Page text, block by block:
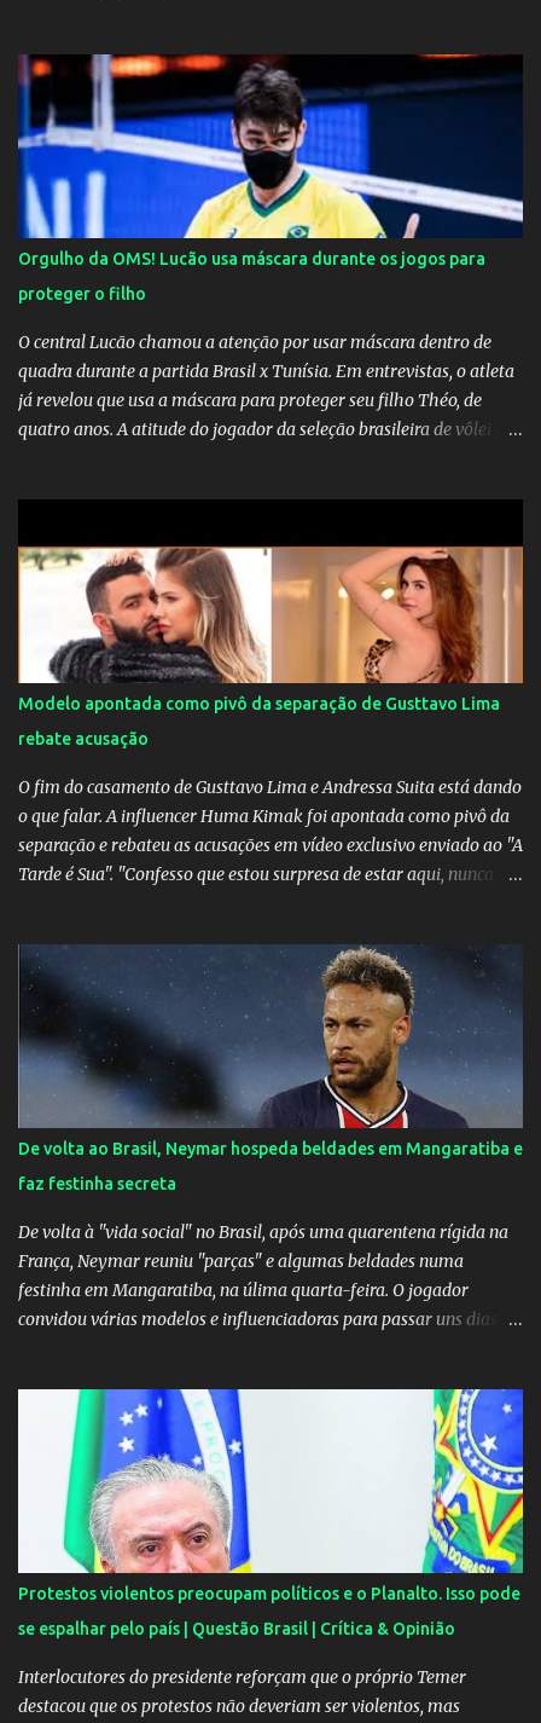
Orgulho da OMS! Lucão usa máscara durante os jogos para
proteger o filho
O central Lucão chamou a atenção por usar máscara dentro de
quadra durante a partida Brasil x Tunísia. Em entrevistas, o atleta
já revelou que usa a máscara para proteger seu filho Théo, de
quatro anos. A atitude do jogador da seleção brasileira de vôlei foi
Marta marcou duas vezes, Debinha, Andressa Alves e Bia
Zaneratto foram autoras dos gols. Juliette, embaixadora
‎@Globoplay mandou um xero para as meninas e falou do seu
Modelo apontada como pivô da separação de Gusttavo Lima
rebate acusação
O fim do casamento de Gusttavo Lima e Andressa Suita está dando
o que falar. A influencer Huma Kimak foi apontada como pivô da
separação e rebateu as acusações em vídeo exclusivo enviado ao "A
Tarde é Sua". "Confesso que estou surpresa de estar aqui, nunca
nenhum tipo de contato, nem de fã porque sou fã dele", disse
Huma Kimak. A influencer também contou que recebe diversos
ataques na internet desde a época em que foi contratada para
fazer a divulgação de uma live do Gusttavo Lima em Manaus,
capital do Amazonas. "Fui até o local onde seria o show, divulguei
e no dia seguinte foi feita a live que eu não pude ir, porque estava
me sentindo mal", explicou Huma. A notícia da separação de
Gusttavo Lima e Andressa Suita foi divulgada no dia 9 de outubro.
A relação chegou ao fim após cinco anos e houve rumores de uma
suposta traição do canto...
De volta ao Brasil, Neymar hospeda beldades em Mangaratiba e
faz festinha secreta
De volta à "vida social" no Brasil, após uma quarentena rígida na
França, Neymar reuniu "parças" e algumas beldades numa
festinha em Mangaratiba, na úlima quarta-feira. O jogador
convidou várias modelos e influenciadoras para passar uns dias
dentro do condomínio onde fica a mansão do craque do PSG.
Segundo uma fonte do EXTRA, a festa aconteceu ao som de muito
pagode e um show de Suel e do cantor pernambucano Robinho,
que aparecem num registro no resort, e também de Anchietx. De
Mangaratiba, os cantores ainda seguiram para Campo Grande,
onde se apresentaram numa casa de show no bairro da Zona
Oeste do Rio. As moças foram convidadas por Neymar através das
redes sociais. O jogador faz questão de pagar as estadias delas e
também as passagens. A exigência é sempre a mesma: não postar
ou falar nada sobre. Celulares, aliás, são proibidos nas festas....
Protestos violentos preocupam políticos e o Planalto. Isso pode
se espalhar pelo país | Questão Brasil | Crítica & Opinião
Interlocutores do presidente reforçam que o próprio Temer
destacou que os protestos não deveriam ser violentos, mas